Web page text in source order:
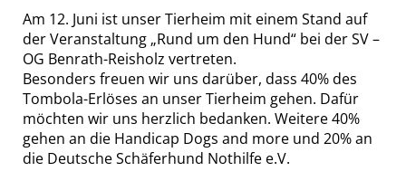
Am 12. Juni ist unser Tierheim mit einem Stand auf
der Veranstaltung „Rund um den Hund“ bei der SV –
OG Benrath-Reisholz vertreten.
Besonders freuen wir uns darüber, dass 40% des
Tombola-Erlöses an unser Tierheim gehen. Dafür
möchten wir uns herzlich bedanken. Weitere 40%
gehen an die Handicap Dogs and more und 20% an
die Deutsche Schäferhund Nothilfe e.V.